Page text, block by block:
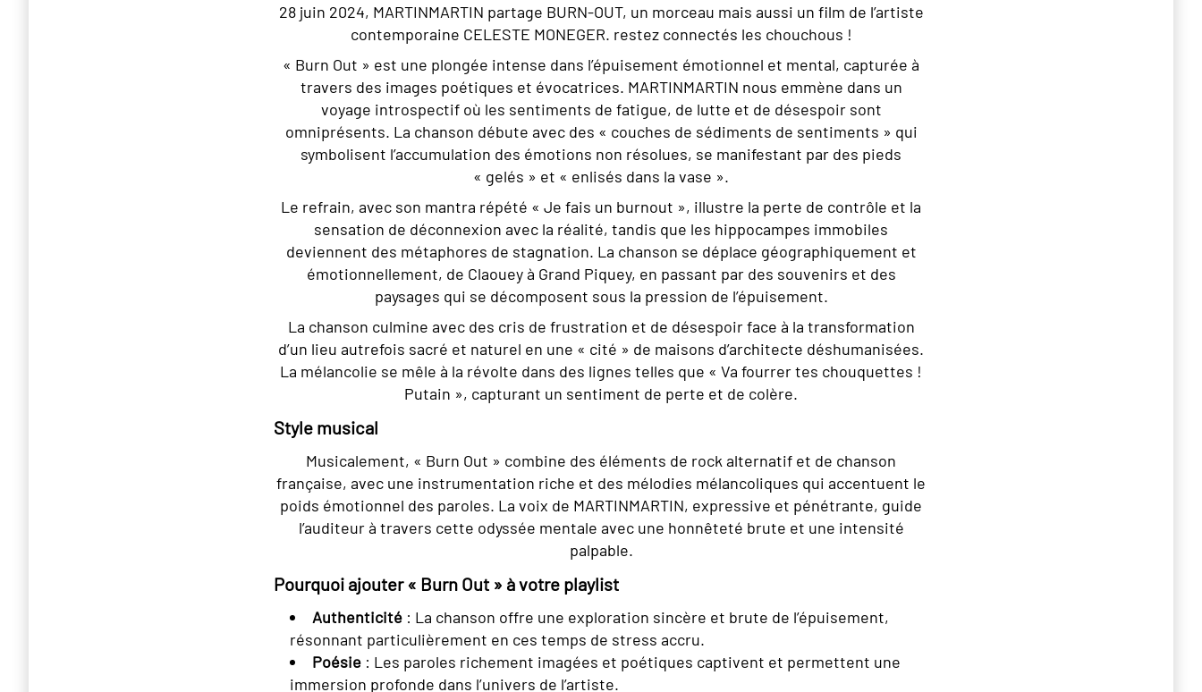
28 juin 2024, MARTINMARTIN partage BURN-OUT, un morceau mais aussi un film de l’artiste
contemporaine CELESTE MONEGER. restez connectés les chouchous !
« Burn Out » est une plongée intense dans l’épuisement émotionnel et mental, capturée à
travers des images poétiques et évocatrices. MARTINMARTIN nous emmène dans un
voyage introspectif où les sentiments de fatigue, de lutte et de désespoir sont
omniprésents. La chanson débute avec des « couches de sédiments de sentiments » qui
symbolisent l’accumulation des émotions non résolues, se manifestant par des pieds
« gelés » et « enlisés dans la vase ».
Le refrain, avec son mantra répété « Je fais un burnout », illustre la perte de contrôle et la
sensation de déconnexion avec la réalité, tandis que les hippocampes immobiles
deviennent des métaphores de stagnation. La chanson se déplace géographiquement et
émotionnellement, de Claouey à Grand Piquey, en passant par des souvenirs et des
paysages qui se décomposent sous la pression de l’épuisement.
La chanson culmine avec des cris de frustration et de désespoir face à la transformation
d’un lieu autrefois sacré et naturel en une « cité » de maisons d’architecte déshumanisées.
La mélancolie se mêle à la révolte dans des lignes telles que « Va fourrer tes chouquettes !
Putain », capturant un sentiment de perte et de colère.
Style musical
Musicalement, « Burn Out » combine des éléments de rock alternatif et de chanson
française, avec une instrumentation riche et des mélodies mélancoliques qui accentuent le
poids émotionnel des paroles. La voix de MARTINMARTIN, expressive et pénétrante, guide
l’auditeur à travers cette odyssée mentale avec une honnêteté brute et une intensité
palpable.
Pourquoi ajouter « Burn Out » à votre playlist
Authenticité : La chanson offre une exploration sincère et brute de l’épuisement,
résonnant particulièrement en ces temps de stress accru.
Poésie : Les paroles richement imagées et poétiques captivent et permettent une
immersion profonde dans l’univers de l’artiste.